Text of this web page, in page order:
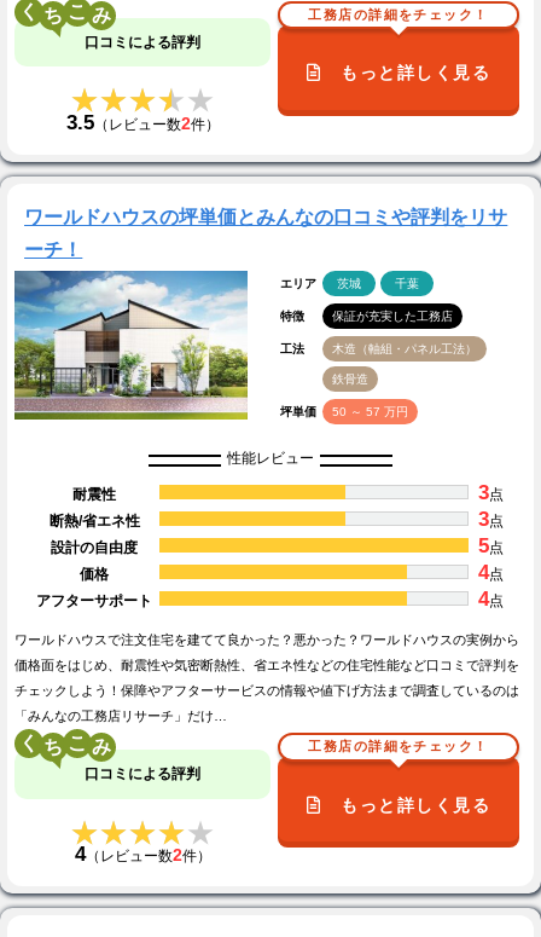
く こ
口コミによる評判
★★★★★
★★★★★
3.5（レビュー数2件）
工務店の詳細をチェック！
もっと詳しく見る
ワールドハウスの坪単価とみんなの口コミや評判をリサ
ーチ！
エリア 茨城 千葉
特徴 保証が充実した工務店
工法 木造（軸組・パネル工法）
鉄骨造
坪単価 50 ～ 57 万円
性能レビュー
耐震性 3点
断熱/省エネ性
3点
設計の自由度
5点
価格
4点
アフターサポート
4点
ワールドハウスで注文住宅を建てて良かった？悪かった？ワールドハウスの実例から
価格面をはじめ、耐震性や気密断熱性、省エネ性などの住宅性能など口コミで評判を
チェックしよう！保障やアフターサービスの情報や値下げ方法まで調査しているのは
「みんなの工務店リサーチ」だけ…
く こ
口コミによる評判
★★★★★
★★★★★
4（レビュー数2件）
工務店の詳細をチェック！
もっと詳しく見る